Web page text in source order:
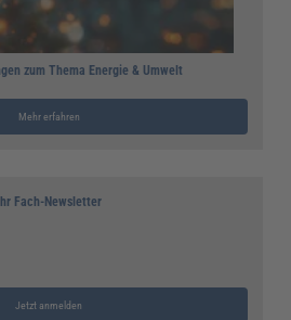
zum Thema Energie & Umwelt
Mehr erfahren
Ihr Fach-Newsletter
Jetzt anmelden